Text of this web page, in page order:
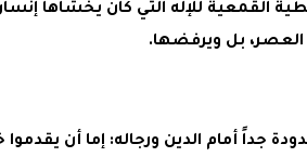
القمعية للإله التي كان يخشاها
العصر، بل ويرفضها.
جداً أمام الدين ورجاله: إما أن